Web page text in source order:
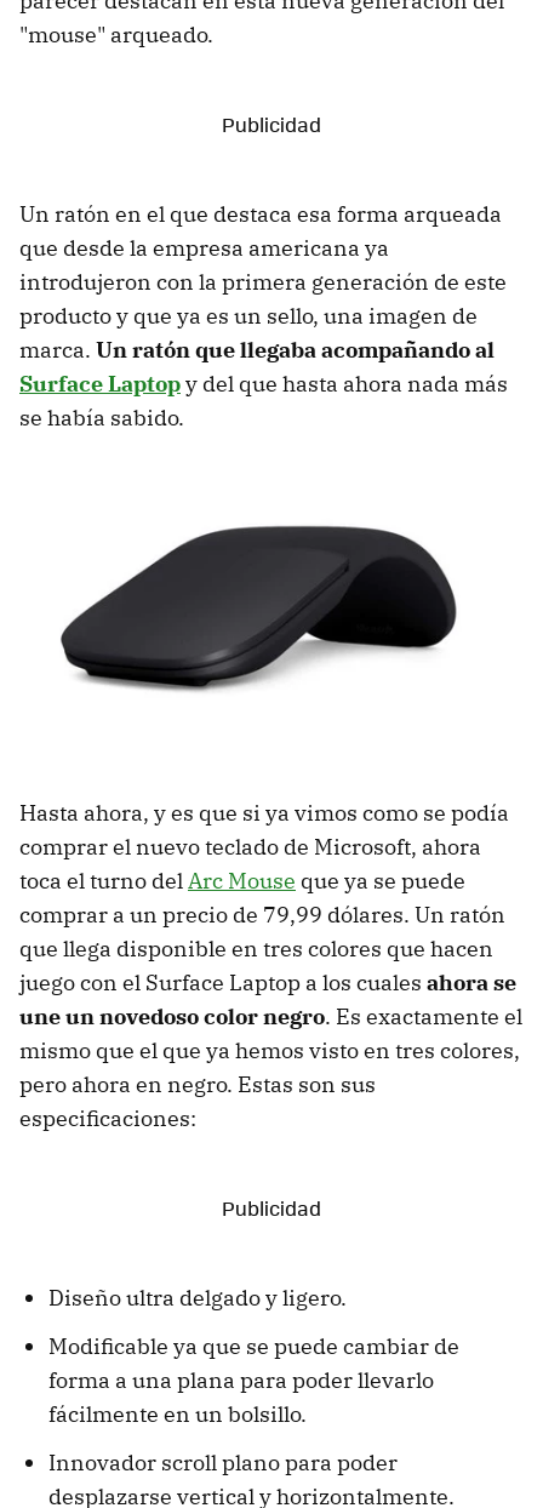
"mouse" arqueado.
Un ratón en el que destaca esa forma arqueada
que desde la empresa americana ya
introdujeron con la primera generación de este
producto y que ya es un sello, una imagen de
marca. Un ratón que llegaba acompañando al
Surface Laptopy del que hasta ahora nada más
se había sabido.
Hasta ahora, y es que si ya vimos como se podía
comprar el nuevo teclado de Microsoft, ahora
toca el turno delArc Mouse que ya se puede
comprar a un precio de 79,99 dólares. Un ratón
que llega disponible en tres colores que hacen
juego con el Surface Laptop a los cuales ahora se
une un novedoso color negro. Es exactamente el
mismo que el que ya hemos visto en tres colores,
pero ahora en negro. Estas son sus
especificaciones:
Diseño ultra delgado y ligero.
Modificable ya que se puede cambiar de
forma a una plana para poder llevarlo
fácilmente en un bolsillo.
Innovador scroll plano para poder
desplazarse vertical y horizontalmente.